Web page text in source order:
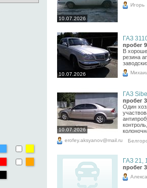
10.07.2026
Игорь
10.07.2026
ГАЗ
пробег
В
резина
10.07.2026
ГАЗ
пробег
Один
erofey.aksyanov@mail.ru
ГАЗ 21,
пробег